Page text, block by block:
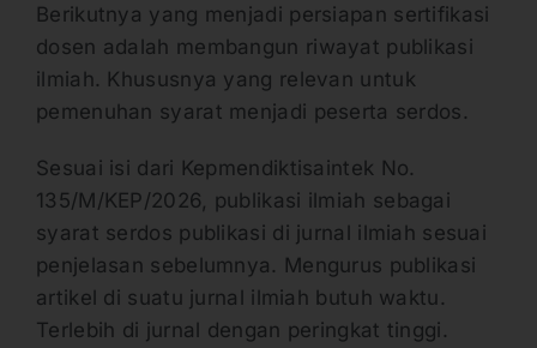
Berikutnya yang menjadi persiapan sertifikasi
dosen adalah membangun riwayat publikasi
ilmiah. Khususnya yang relevan untuk
pemenuhan syarat menjadi peserta serdos.
Sesuai isi dari Kepmendiktisaintek No.
135/M/KEP/2026, publikasi ilmiah sebagai
syarat serdos publikasi di jurnal ilmiah sesuai
penjelasan sebelumnya. Mengurus publikasi
artikel di suatu jurnal ilmiah butuh waktu.
Terlebih di jurnal dengan peringkat tinggi.